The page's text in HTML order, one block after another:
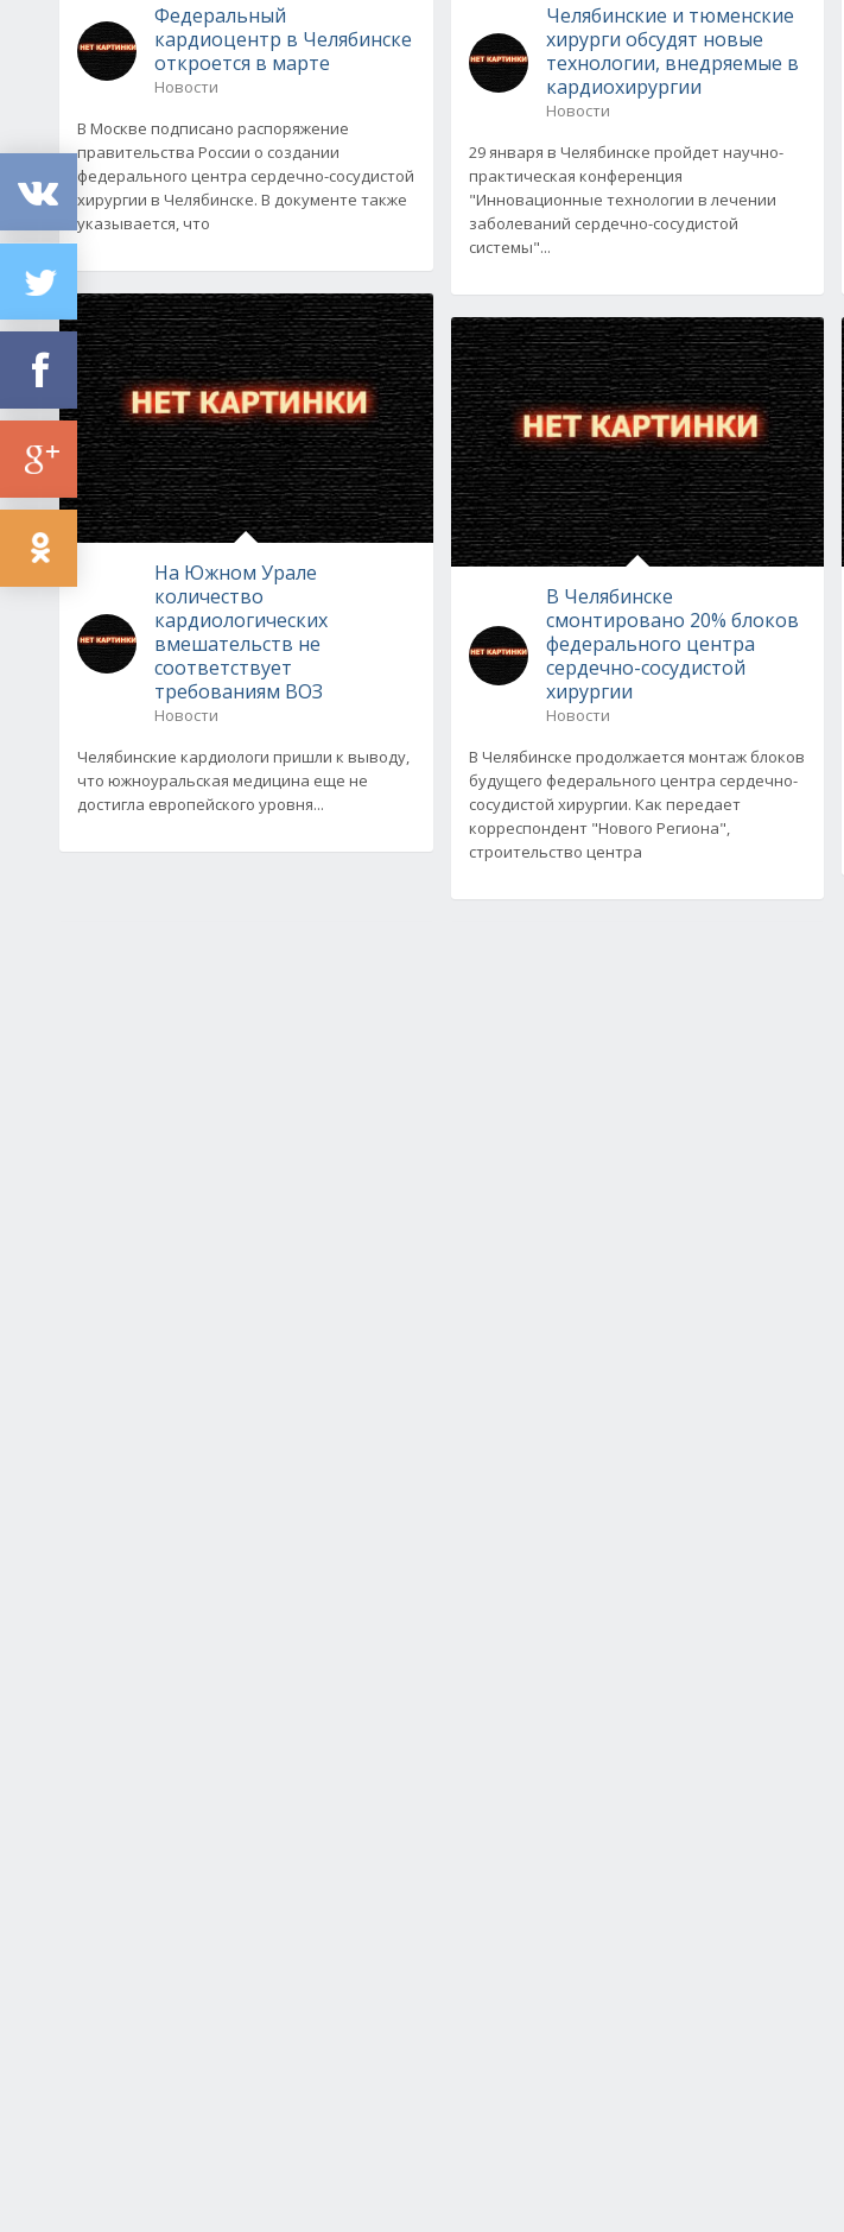
Федеральный
кардиоцентр в Челябинске
откроется в марте
Новости
В Москве подписано распоряжение
правительства России о создании
федерального центра сердечно-сосудистой
хирургии в Челябинске. В документе также
указывается, что
На Южном Урале
количество
кардиологических
вмешательств не
соответствует
требованиям ВОЗ
Новости
Челябинские кардиологи пришли к выводу,
что южноуральская медицина еще не
достигла европейского уровня...
Челябинские и тюменские
хирурги обсудят новые
технологии, внедряемые в
кардиохирургии
Новости
29 января в Челябинске пройдет научно-
практическая конференция
"Инновационные технологии в лечении
заболеваний сердечно-сосудистой
системы"...
В Челябинске
смонтировано 20% блоков
федерального центра
сердечно-сосудистой
хирургии
Новости
В Челябинске продолжается монтаж блоков
будущего федерального центра сердечно-
сосудистой хирургии. Как передает
корреспондент "Нового Региона",
строительство центра